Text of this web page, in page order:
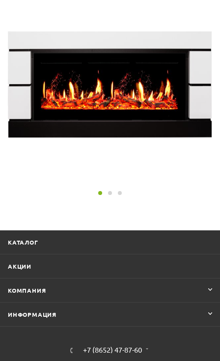
монтажа как на поверхность стены, так и встраивание в нишу.
Этот очаг идеально подойдет для малогабаритных и
среднегабаритных помещений. Встроенный таймер позволит
вам настроить время работы устройства согласно вашим
потребностям. Управлять очагом можно как с помощью пульта
ДУ, так и с помощью ручной панели управления.
светодиодными LED лампочками и встроенной защитой от
КАТАЛОГ
АКЦИИ
КОМПАНИЯ
ИНФОРМАЦИЯ
+7 (8652) 47-87-60